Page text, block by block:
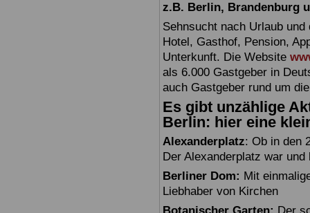
z.B. Berlin, Brandenburg
Sehnsucht nach Urlaub
Hotel, Gasthof, Pension,
Unterkunft. Die Website
als 6.000 Gastgeber in
auch Gastgeber rund um
Es gibt unzählige
Berlin: hier eine
Alexanderplatz: Ob in den
Der Alexanderplatz war
Berliner Dom: Mit
Liebhaber von Kirchen